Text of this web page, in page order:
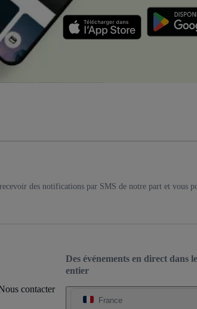
des notifications par SMS de notre part et vous
Des événements en direct dans
entier
France
contacter